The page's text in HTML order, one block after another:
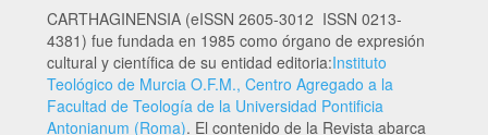
CARTHAGINENSIA (eISSN 2605-3012 ISSN 0213-
4381) fue fundada en 1985 como órgano de expresión
cultural y científica de su entidad editoria:Instituto
Teológico de Murcia O.F.M., Centro Agregado a la
Facultad de Teología de la Universidad Pontificia
Antonianum (Roma). El contenido de la Revista abarca